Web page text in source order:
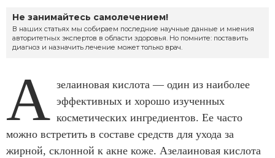
Не занимайтесь самолечением!
В наших статьях мы собираем последние научные данные и мнения
авторитетных экспертов в области здоровья. Но помните: поставить
диагноз и назначить лечение может только врач.
А зелаиновая кислота — один из наиболее
эффективных и хорошо изученных
косметических ингредиентов. Ее часто
можно встретить в составе средств для ухода за
жирной, склонной к акне коже. Азелаиновая кислота